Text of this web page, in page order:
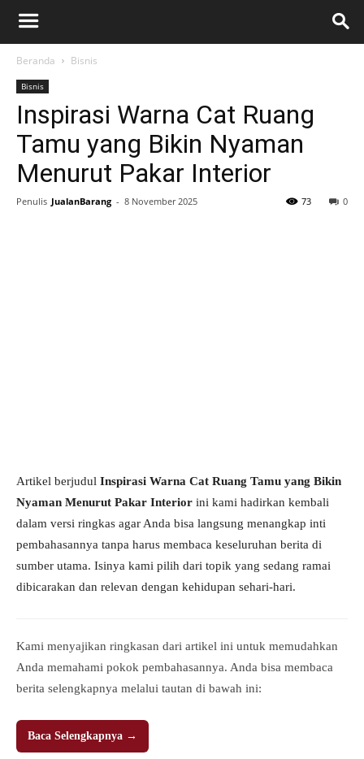
Beranda Bisnis
Bisnis
Inspirasi Warna Cat Ruang
Tamu yang Bikin Nyaman
Menurut Pakar Interior
Penulis JualanBarang - 8 November 2025 0
73
Artikel berjudul Inspirasi Warna Cat Ruang Tamu yang Bikin
Nyaman Menurut Pakar Interior ini kami hadirkan kembali
dalam versi ringkas agar Anda bisa langsung menangkap inti
pembahasannya tanpa harus membaca keseluruhan berita di
sumber utama. Isinya kami pilih dari topik yang sedang ramai
dibicarakan dan relevan dengan kehidupan sehari-hari.
Kami menyajikan ringkasan dari artikel ini untuk memudahkan
Anda memahami pokok pembahasannya. Anda bisa membaca
berita selengkapnya melalui tautan di bawah ini:
Baca Selengkapnya →